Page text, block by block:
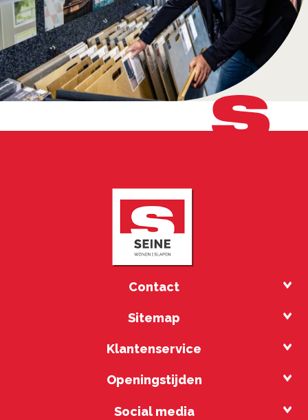
Contact
Sitemap
Klantenservice
Openingstijden
Social media